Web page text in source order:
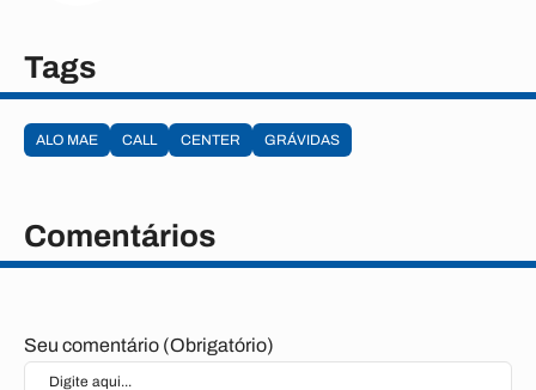
Tags
ALO MAE CALL CENTER GRÁVIDAS
Comentários
Seu comentário (Obrigatório)